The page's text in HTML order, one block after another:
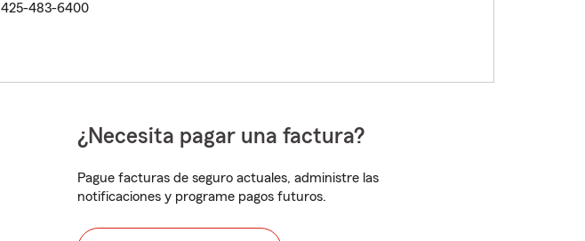
425-483-6400
¿Necesita pagar una factura?
Pague facturas de seguro actuales, administre las
notificaciones y programe pagos futuros.